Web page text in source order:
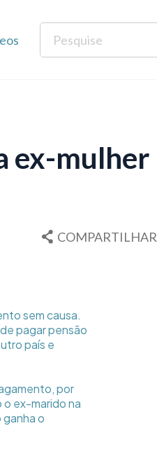
ex-mulher
COMPARTILHAR
sem causa.
pagar pensão
país e
por
o ex-marido na
ganha o